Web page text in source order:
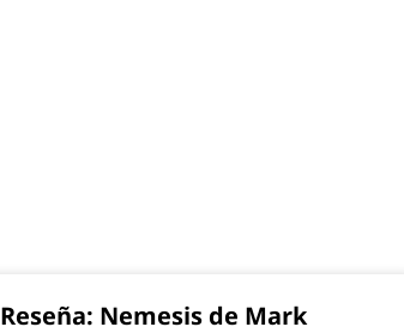
Reseña: Nemesis de Mark